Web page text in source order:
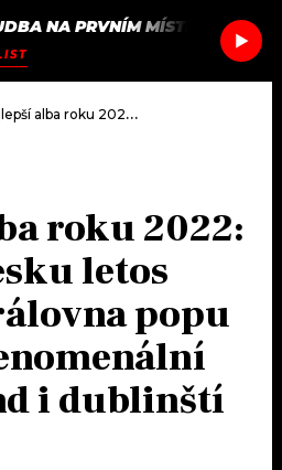
JAK
SEZNAM.CZ
NA PRVNÍM MÍSTĚ
Skvělou desku letos nahrála Královna popu Beyoncé, fenomenální The Weeknd i dublinští pankáči
roku 2022:
letos
popu
i dublinští